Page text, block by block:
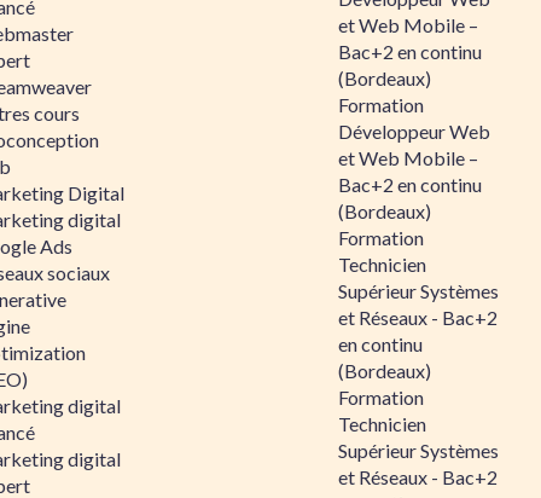
cours
Digital
digital
Ads
sociaux
digital
digital
et Web Mobile –
Bac+2 en continu
(Bordeaux)
Formation
Développeur Web
et Web Mobile –
Bac+2 en continu
(Bordeaux)
Formation
Technicien
Supérieur Systèmes
et Réseaux - Bac+2
en continu
(Bordeaux)
Formation
Technicien
Supérieur Systèmes
et Réseaux - Bac+2